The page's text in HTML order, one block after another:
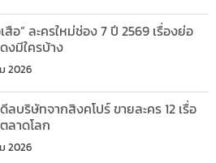
อ” ละครใหม่ช่อง 7 ปี 2569 เรื่องย่อ
งมีใครบ้าง
2026
ลบริษัทจากสิงคโปร์ ขายละคร 12 เรื่อ
ลาดโลก
2026